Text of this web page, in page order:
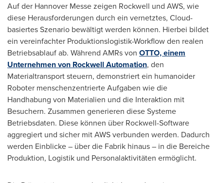
Auf der Hannover Messe zeigen Rockwell und AWS, wie
diese Herausforderungen durch ein vernetztes, Cloud-
basiertes Szenario bewältigt werden können. Hierbei bildet
ein vereinfachter Produktionslogistik-Workflow den realen
Betriebsablauf ab. Während AMRs von OTTO, einem
Unternehmen von Rockwell Automation, den
Materialtransport steuern, demonstriert ein humanoider
Roboter menschenzentrierte Aufgaben wie die
Handhabung von Materialien und die Interaktion mit
Besuchern. Zusammen generieren diese Systeme
Betriebsdaten. Diese können über Rockwell-Software
aggregiert und sicher mit AWS verbunden werden. Dadurch
werden Einblicke – über die Fabrik hinaus – in die Bereiche
Produktion, Logistik und Personalaktivitäten ermöglicht.